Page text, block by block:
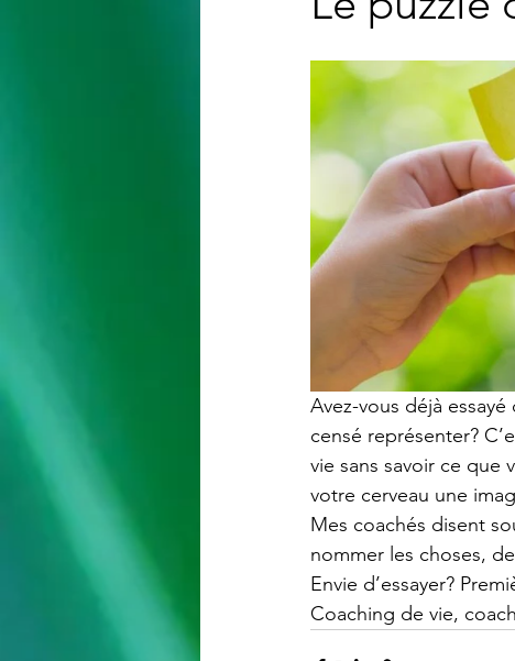
Avez-vous déjà
censé représenter?
vie sans savoir ce que
votre cerveau une
Mes coachés disent
nommer les choses,
Envie d’essayer?
Coaching de vie,